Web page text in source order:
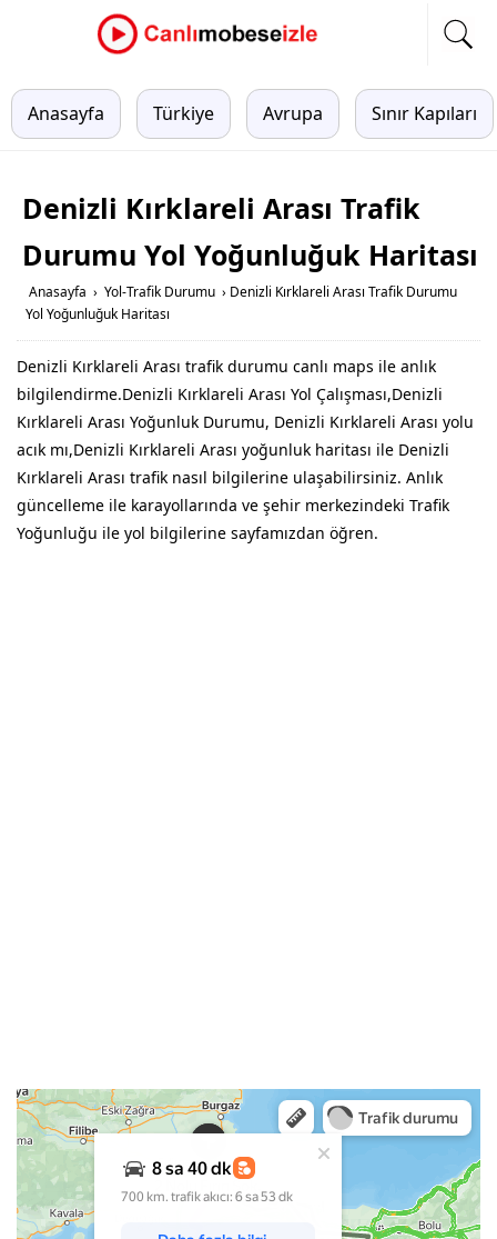
Anasayfa Türkiye Avrupa Sınır Kapıları
Denizli Kırklareli Arası Trafik
Durumu Yol Yoğunluğuk Haritası
Anasayfa › Yol-Trafik Durumu › Denizli Kırklareli Arası Trafik Durumu
Yol Yoğunluğuk Haritası
Denizli Kırklareli Arası trafik durumu canlı maps ile anlık
bilgilendirme.Denizli Kırklareli Arası Yol Çalışması,Denizli
Kırklareli Arası Yoğunluk Durumu, Denizli Kırklareli Arası yolu
acık mı,Denizli Kırklareli Arası yoğunluk haritası ile Denizli
Kırklareli Arası trafik nasıl bilgilerine ulaşabilirsiniz. Anlık
güncelleme ile karayollarında ve şehir merkezindeki Trafik
Yoğunluğu ile yol bilgilerine sayfamızdan öğren.